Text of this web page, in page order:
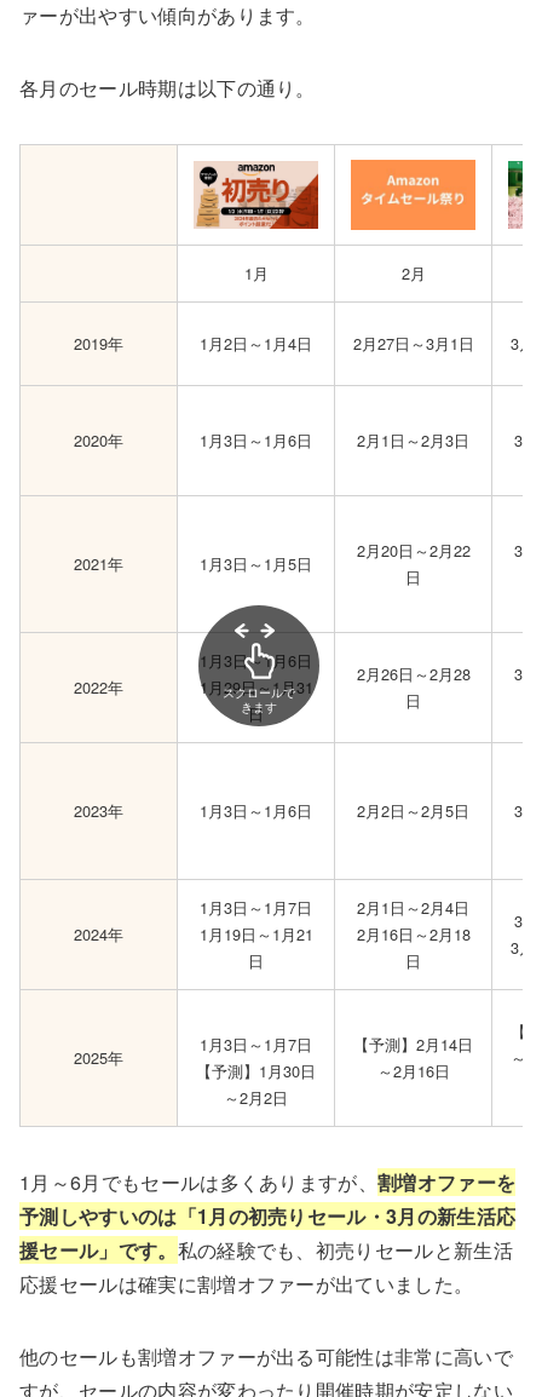
ァーが出やすい傾向があります。
各月のセール時期は以下の通り。
1月 2月
2019年 1月2日～1月4日 2月27日～3月1日 3月
2020年 1月3日～1月6日 2月1日～2月3日 3
2021年 1月3日～1月5日
2月20日～2月22
日
3
2022年
1月3日～1月6日
1月29日～1月31
日
2月26日～2月28
日
3
2023年 1月3日～1月6日 2月2日～2月5日 3
2024年
1月3日～1月7日
1月19日～1月21
日
2月1日～2月4日
2月16日～2月18
日
3
3月
2025年
1月3日～1月7日
【予測】1月30日
～2月2日
【予測】2月14日
～2月16日
【
～3
スクロールで
きます
1月～6月でもセールは多くありますが、割増オファーを
予測しやすいのは「1月の初売りセール・3月の新生活応
援セール」です。 私の経験でも、初売りセールと新生活
応援セールは確実に割増オファーが出ていました。
他のセールも割増オファーが出る可能性は非常に高いで
すが、セールの内容が変わったり開催時期が安定しない